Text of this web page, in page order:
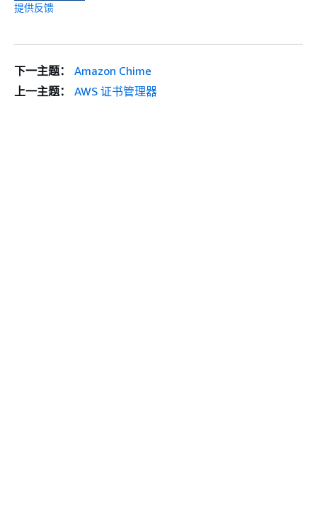
提供反馈
下一主题：
Amazon Chime
上一主题：
AWS 证书管理器